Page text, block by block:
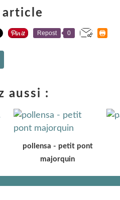
article
Repost 0
aussi :
pollensa - petit pont
majorquin